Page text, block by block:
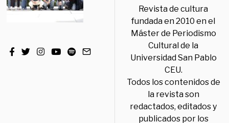
Revista de cultura
fundada en 2010 en el
Máster de Periodismo
Cultural de la
Universidad San Pablo
CEU.
Todos los contenidos de
la revista son
redactados, editados y
publicados por los